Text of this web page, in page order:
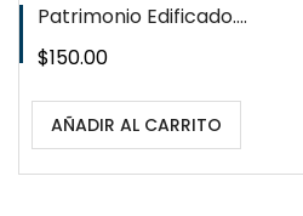
Patrimonio Edificado....
Precio
$150.00
AÑADIR AL CARRITO